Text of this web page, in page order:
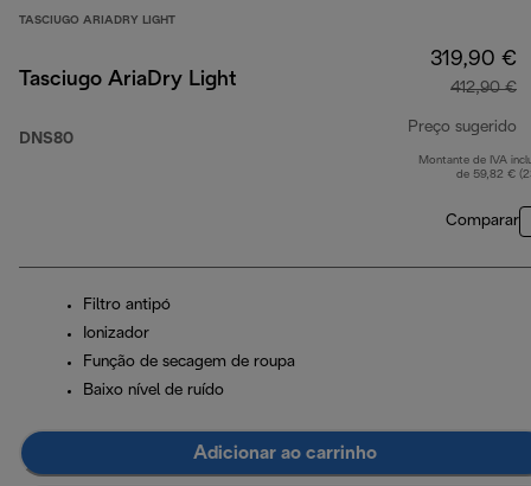
TASCIUGO ARIADRY LIGHT
Tasciugo AriaDry Light
DNS80
319,90 €
412,90 €
Preço sugerido
Montante de IVA
de 59,82 €
Comparar
Filtro antipó
Ionizador
Função de secagem de roupa
Baixo nível de ruído
Adicionar ao carrinho